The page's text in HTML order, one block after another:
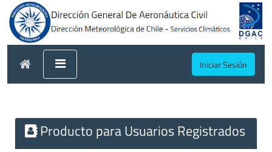
Iniciar Sesión
Producto para Usuarios Registrados